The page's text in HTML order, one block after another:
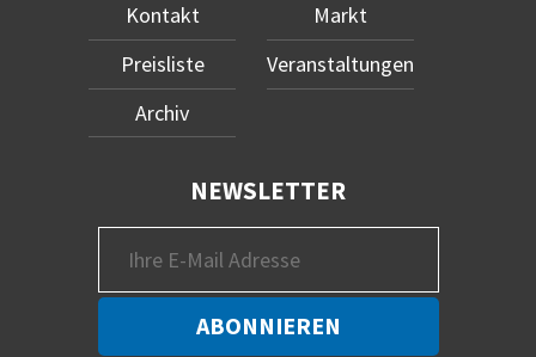
Kontakt
Preisliste
Archiv
Markt
Veranstaltungen
NEWSLETTER